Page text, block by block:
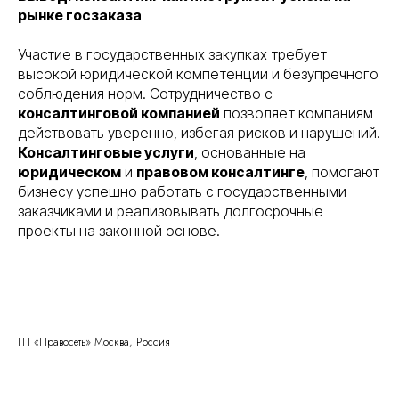
рынке госзаказа
Участие в государственных закупках требует
высокой юридической компетенции и безупречного
соблюдения норм. Сотрудничество с
консалтинговой компанией позволяет компаниям
действовать уверенно, избегая рисков и нарушений.
Консалтинговые услуги, основанные на
юридическом и правовом консалтинге, помогают
бизнесу успешно работать с государственными
заказчиками и реализовывать долгосрочные
проекты на законной основе.
ГП «Правосеть» Москва, Россия
Правосеть
Юридические услуги в Москве
Банкротство физических лиц в Москве